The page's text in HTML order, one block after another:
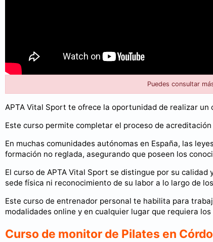
Puedes consultar
APTA Vital Sport te ofrece la oportunidad de realizar
Este curso permite completar el proceso de
En muchas comunidades autónomas en España, las
formación no reglada, asegurando que poseen los
El curso de APTA Vital Sport se distingue por su
sede física ni reconocimiento de su labor a lo largo de
Este curso de entrenador personal te habilita para
modalidades online y en cualquier lugar que requiera
Curso de monitor de Pilates en